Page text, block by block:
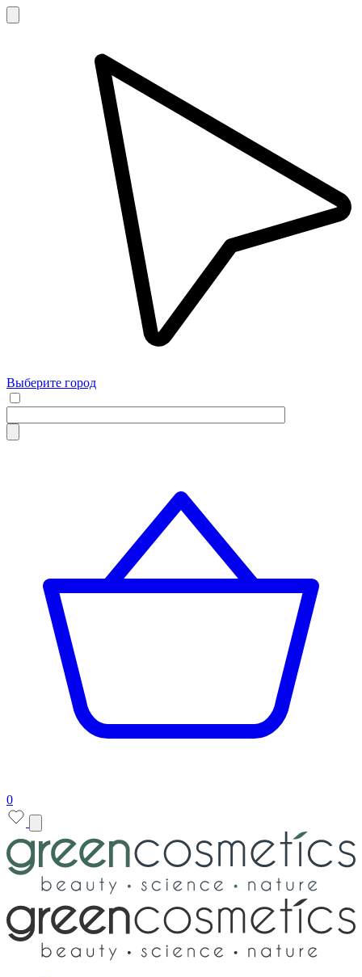
Выберите город
0